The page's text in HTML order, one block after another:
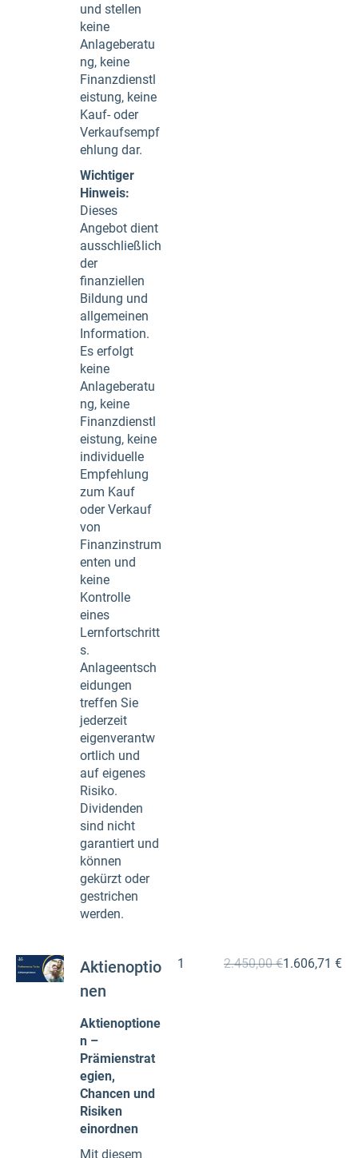
und stellen
keine
Anlageberatu
ng, keine
Finanzdienstl
eistung, keine
Kauf- oder
Verkaufsempf
ehlung dar.
Wichtiger
Hinweis:
Dieses
Angebot dient
ausschließlich
der
finanziellen
Bildung und
allgemeinen
Information.
Es erfolgt
keine
Anlageberatu
ng, keine
Finanzdienstl
eistung, keine
individuelle
Empfehlung
zum Kauf
oder Verkauf
von
Finanzinstrum
enten und
keine
Kontrolle
eines
Lernfortschritt
s.
Anlageentsch
eidungen
treffen Sie
jederzeit
eigenverantw
ortlich und
auf eigenes
Risiko.
Dividenden
sind nicht
garantiert und
können
gekürzt oder
gestrichen
werden.
Aktienoptio
nen
Aktienoptione
n –
Prämienstrat
egien,
Chancen und
Risiken
einordnen
Mit diesem
1 2.450,00 €1.606,71 €